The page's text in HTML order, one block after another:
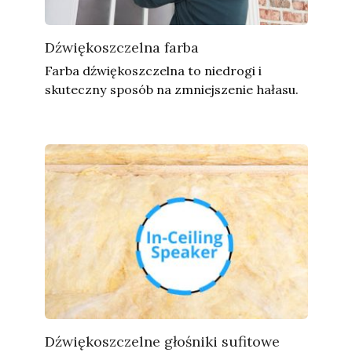
Dźwiękoszczelna farba
Farba dźwiękoszczelna to niedrogi i
skuteczny sposób na zmniejszenie hałasu.
Dźwiękoszczelne głośniki sufitowe